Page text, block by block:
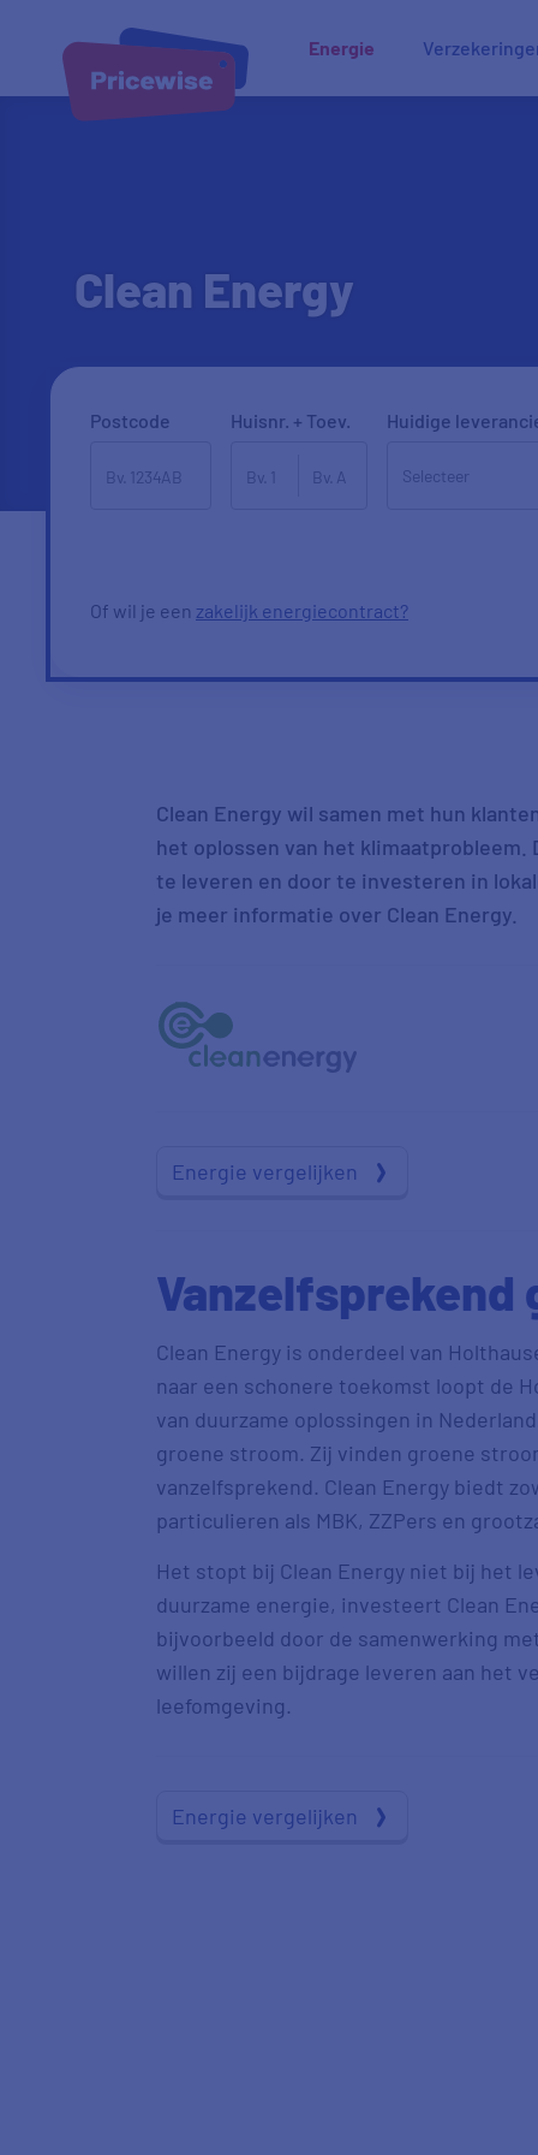
Energie
Clean Energy
Postcode Huisnr. + Toev. Huidige
Of wil je een zakelijk energiecontract?
Clean Energy wil samen met hun
het oplossen van het klimaatprobleem.
te leveren en door te investeren in
je meer informatie over Clean Energy.
Energie vergelijken
Vanzelfsprekend
Clean Energy is onderdeel van
naar een schonere toekomst loopt de
van duurzame oplossingen in
groene stroom. Zij vinden groene
vanzelfsprekend. Clean Energy biedt
particulieren als MBK, ZZPers en
Het stopt bij Clean Energy niet bij het
duurzame energie, investeert Clean
bijvoorbeeld door de samenwerking
willen zij een bijdrage leveren aan het
leefomgeving.
Energie vergelijken